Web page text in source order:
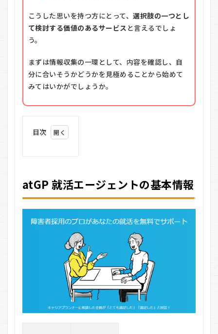
こうした思いを持つ方にとって、選択肢の一つとし
て検討する価値のあるサービス と言えるでしょ
う。
まずは情報収集の一環として、内容を確認し、自
分に合いそうかどうかを見極めることから始めて
みてはいかがでしょうか。
目次
ジェ
ント
の基
ート
atGP 就活エージェントの基本情報